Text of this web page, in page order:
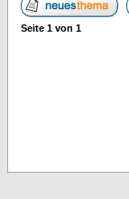
Seite 1 von 1